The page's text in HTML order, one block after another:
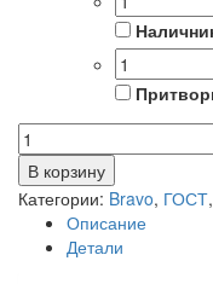
Количество
товара
Гост-3Л-23
(Белый)
Magic
В корзину
Категории: Bravo, ГОСТ,
Описание
Детали